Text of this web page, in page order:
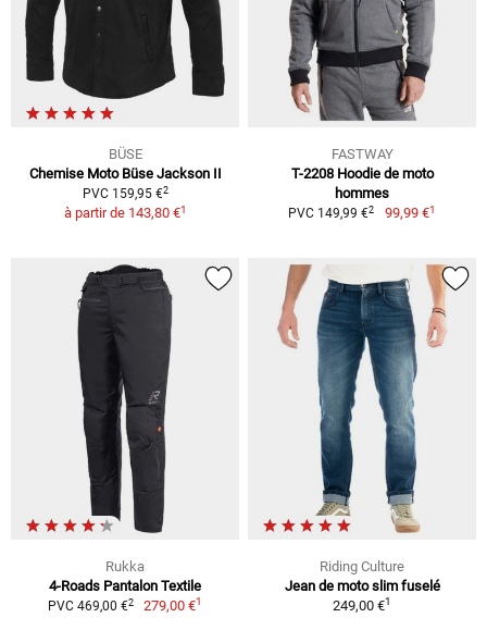
BÜSE
Chemise Moto Büse Jackson II
PVC 159,95 €2
à partir de 143,80 €1
FASTWAY
T-2208 Hoodie de moto
hommes
PVC 149,99 €2 99,99 €1
Rukka
4-Roads Pantalon Textile
PVC 469,00 €2 279,00 €1
Riding Culture
Jean de moto slim fuselé
249,00 €1